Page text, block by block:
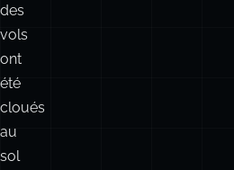
des
vols
ont
été
cloués
au
sol